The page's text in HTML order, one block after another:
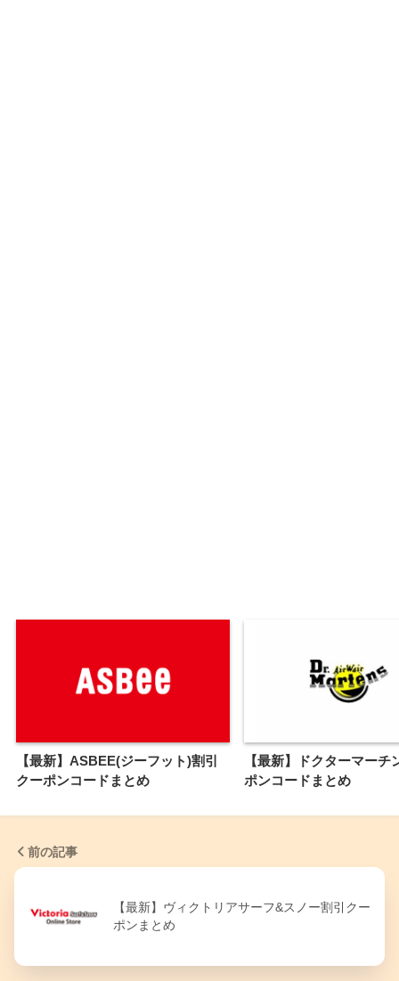
【最新】ASBEE(ジーフット)割引
クーポンコードまとめ
【最新】ドクターマーチ
ポンコードまとめ
前の記事
【最新】ヴィクトリアサーフ&スノー割引クー
ポンまとめ